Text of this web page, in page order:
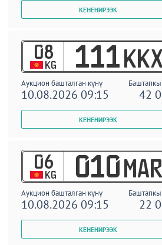
08
KG 111 KKX
Аукцион башталган күнү
10.08.2026 09:15 42
06
KG 010 MAR
Аукцион башталган күнү
10.08.2026 09:15 22